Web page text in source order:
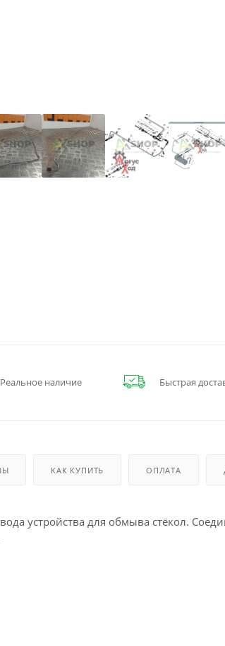
Реальное наличие Быстрая
КАК КУПИТЬ ОПЛАТА
устройства для обмыва стёкол.